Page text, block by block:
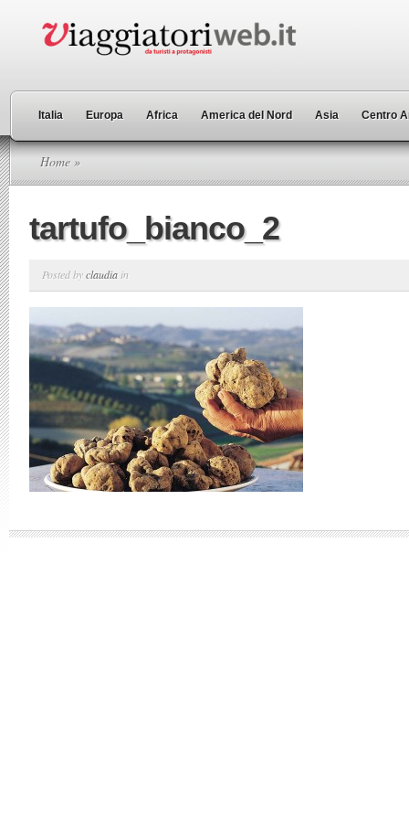
Italia Europa Africa America del Nord Asia Centro
Home »
tartufo_bianco_2
Posted byclaudia in